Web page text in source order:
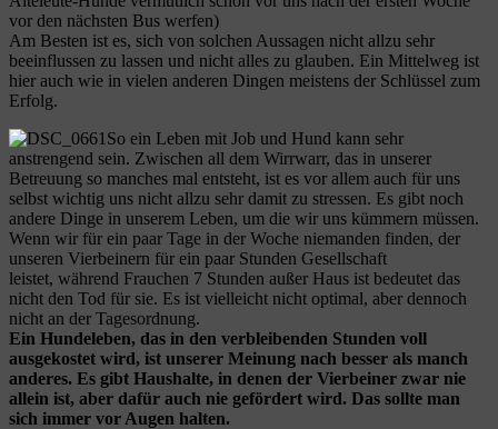
vor den nächsten Bus werfen)
Am Besten ist es, sich von solchen Aussagen nicht allzu sehr
beeinflussen zu lassen und nicht alles zu glauben. Ein Mittelweg ist
hier auch wie in vielen anderen Dingen meistens der Schlüssel zum
Erfolg.
So ein Leben mit Job und Hund kann sehr
anstrengend sein. Zwischen all dem Wirrwarr, das in unserer
Betreuung so manches mal entsteht, ist es vor allem auch für uns
selbst wichtig uns nicht allzu sehr damit zu stressen. Es gibt noch
andere Dinge in unserem Leben, um die wir uns kümmern müssen.
Wenn wir für ein paar Tage in der Woche niemanden finden, der
unseren Vierbeinern für ein paar Stunden Gesellschaft
leistet, während Frauchen 7 Stunden außer Haus ist bedeutet das
nicht den Tod für sie. Es ist vielleicht nicht optimal, aber dennoch
nicht an der Tagesordnung.
Ein Hundeleben, das in den verbleibenden Stunden voll
ausgekostet wird, ist unserer Meinung nach besser als manch
anderes. Es gibt Haushalte, in denen der Vierbeiner zwar nie
allein ist, aber dafür auch nie gefördert wird. Das sollte man
sich immer vor Augen halten.